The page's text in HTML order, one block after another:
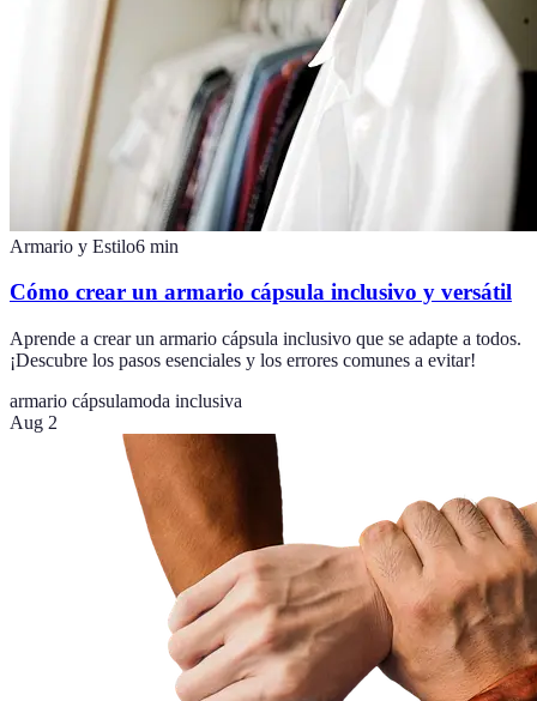
Armario y Estilo6 min
Cómo crear un armario cápsula inclusivo y versátil
Aprende a crear un armario cápsula inclusivo que se adapte a todos.
¡Descubre los pasos esenciales y los errores comunes a evitar!
armario cápsulamoda inclusiva
Aug 2